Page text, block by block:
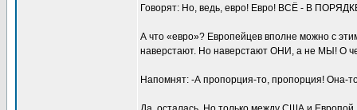
Говорят: Но, ведь, евро! Евро! ВСЁ - В
А что «евро»? Европейцев вполне можно с
наверстают. Но наверстают ОНИ, а не МЫ! О
Напомнят: -А пропорция-то, пропорция! Она-